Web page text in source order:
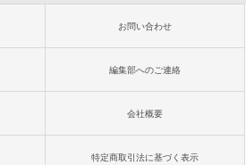
お問い合わせ
編集部へのご連絡
会社概要
特定商取引法に基づく表示